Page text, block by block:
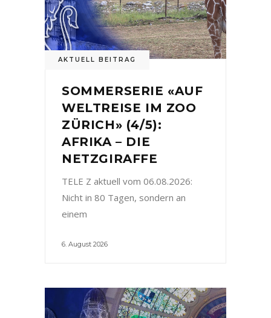
AKTUELL BEITRAG
SOMMERSERIE «AUF
WELTREISE IM ZOO
ZÜRICH» (4/5):
AFRIKA – DIE
NETZGIRAFFE
TELE Z aktuell vom 06.08.2026:
Nicht in 80 Tagen, sondern an
einem
6. August 2026